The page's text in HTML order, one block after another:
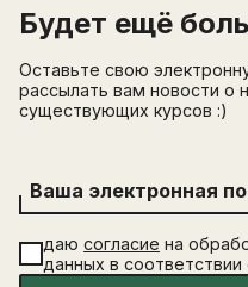
Будет ещё
Оставьте свою
рассылать вам новости о
существующих курсов :)
Ваша электронная
даю согласие на
данных в соответствии